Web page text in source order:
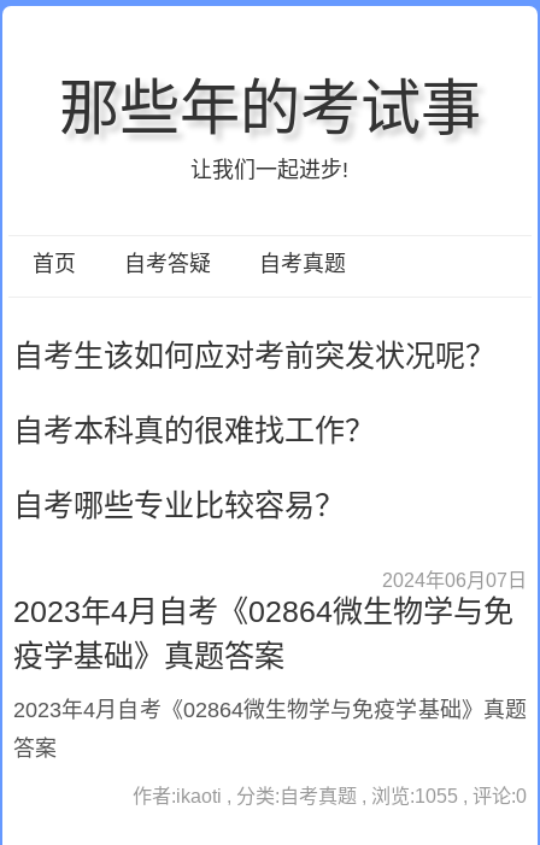
那些年的考试事
让我们一起进步!
首页 自考答疑 自考真题
自考生该如何应对考前突发状况呢？
自考本科真的很难找工作？
自考哪些专业比较容易？
2024年06月07日
2023年4月自考《02864微生物学与免
疫学基础》真题答案
2023年4月自考《02864微生物学与免疫学基础》真题
答案
作者:ikaoti , 分类:自考真题 , 浏览:1055 , 评论:0